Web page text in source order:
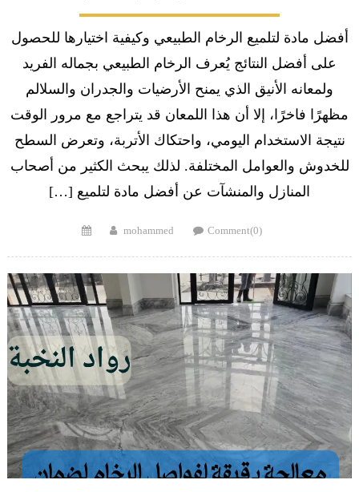
أفضل مادة لتلميع الرخام الطبيعي وكيفية اختيارها للحصول
على أفضل النتائج يُعرف الرخام الطبيعي بجماله الفريد
ولمعانه الأنيق الذي يمنح الأرضيات والجدران والسلالم
مظهرًا فاخرًا، إلا أن هذا اللمعان قد يتراجع مع مرور الوقت
نتيجة الاستخدام اليومي، واحتكاك الأتربة، وتعرض السطح
للخدوش والعوامل المختلفة. لذلك يبحث الكثير من أصحاب
المنازل والمنشآت عن أفضل مادة لتلميع […]
Posted Author
mohammed Comment(0)